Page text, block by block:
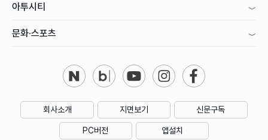
아투시티
문화·스포츠
회사소개 지면보기 신문구독
PC버전 앱설치